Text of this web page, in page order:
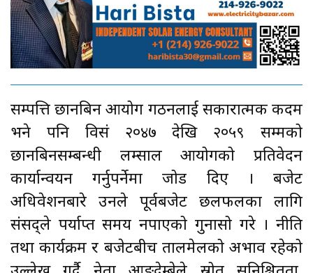
सम्पत्ति छानबिन आयोग गठनलाई सकारात्मक कदम
भने पनि विसं २०४७ देखि २०५९ सम्मको
छानबिनसम्बन्धी लम्साल आयोगको प्रतिवेदन
कार्यान्वयन गर्नुपर्नेमा जोड दिए । बजेट
अधिवेशनबारे उनले पूर्वबजेट छलफलका लागि
संसद्ले पर्याप्त समय नपाएको गुनासो गरे । नीति
तथा कार्यक्रम र बजेटबीच तालमेलको अभाव रहेको